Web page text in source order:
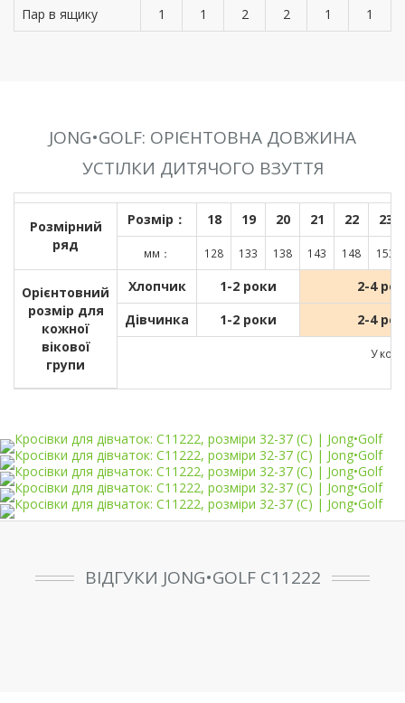
Пар в ящику 1 1 2 2 1 1
JONG•GOLF: ОРІЄНТОВНА ДОВЖИНА
УСТІЛКИ ДИТЯЧОГО ВЗУТТЯ
Розмірний
ряд
Розмір： 18 19 20 21 22 23
мм： 128 133 138 143 148 153
Орієнтовний
розмір для
кожної
вікової
групи
Хлопчик 1-2 роки
2-4
Дівчинка
1-2 роки 2-4
У
ВІДГУКИ JONG•GOLF C11222